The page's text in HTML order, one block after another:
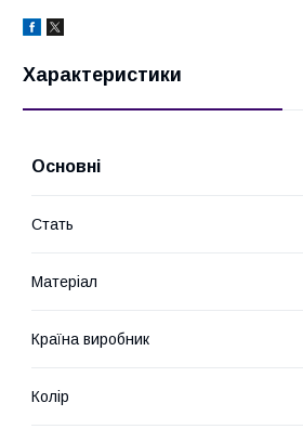
Характеристики
Основні
Стать
Матеріал
Країна виробник
Колір